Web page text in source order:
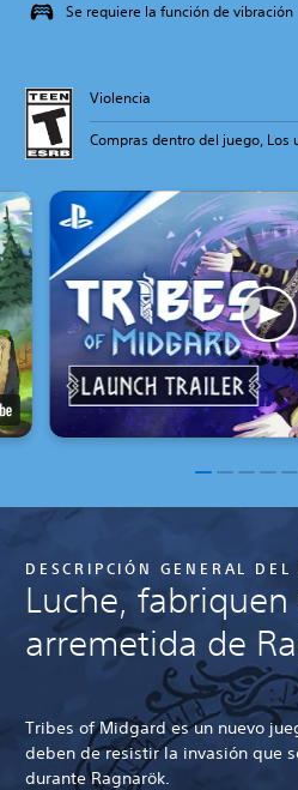
Se requiere la función de vibración
Violencia
Compras dentro del juego, Los
DESCRIPCIÓN GENERAL DEL
Luche,
arremetida de
Tribes of Midgard es un nuevo
deben de resistir la invasión que
durante Ragnarök.